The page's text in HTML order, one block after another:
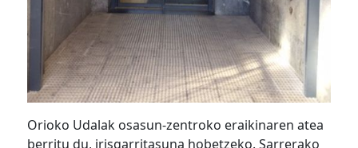
Orioko Udalak osasun-zentroko eraikinaren atea
berritu du, irisgarritasuna hobetzeko. Sarrerako